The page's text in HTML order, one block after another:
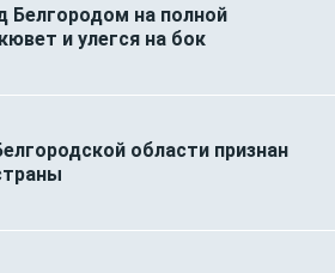
Белгородом на полной
и улегся на бок
области признан